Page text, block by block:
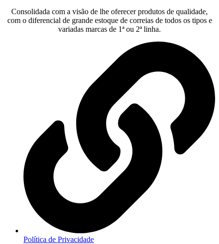
Consolidada com a visão de lhe oferecer produtos de qualidade,
com o diferencial de grande estoque de correias de todos os tipos e
variadas marcas de 1ª ou 2ª linha.
Política de Privacidade